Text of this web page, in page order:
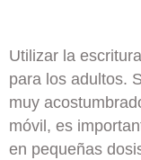
Utilizar la
para los adultos.
muy
móvil, es
en pequeñas